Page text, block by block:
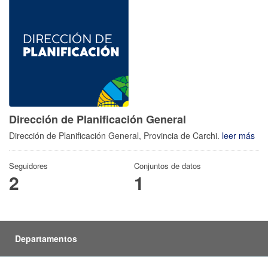
Dirección de Planificación General
Dirección de Planificación General, Provincia de Carchi. leer más
Seguidores
2
Conjuntos de datos
1
Departamentos